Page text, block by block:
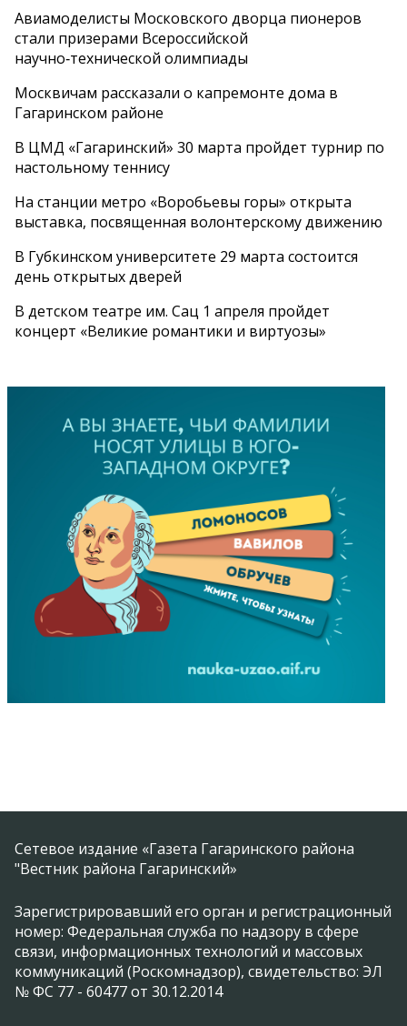
Авиамоделисты Московского дворца пионеров
стали призерами Всероссийской
научно‑технической олимпиады
Москвичам рассказали о капремонте дома в
Гагаринском районе
В ЦМД «Гагаринский» 30 марта пройдет турнир по
настольному теннису
На станции метро «Воробьевы горы» открыта
выставка, посвященная волонтерскому движению
В Губкинском университете 29 марта состоится
день открытых дверей
В детском театре им. Сац 1 апреля пройдет
концерт «Великие романтики и виртуозы»
Сетевое издание «Газета Гагаринского района
"Вестник района Гагаринский»
Зарегистрировавший его орган и регистрационный
номер: Федеральная служба по надзору в сфере
связи, информационных технологий и массовых
коммуникаций (Роскомнадзор), свидетельство: ЭЛ
№ ФС 77 - 60477 от 30.12.2014